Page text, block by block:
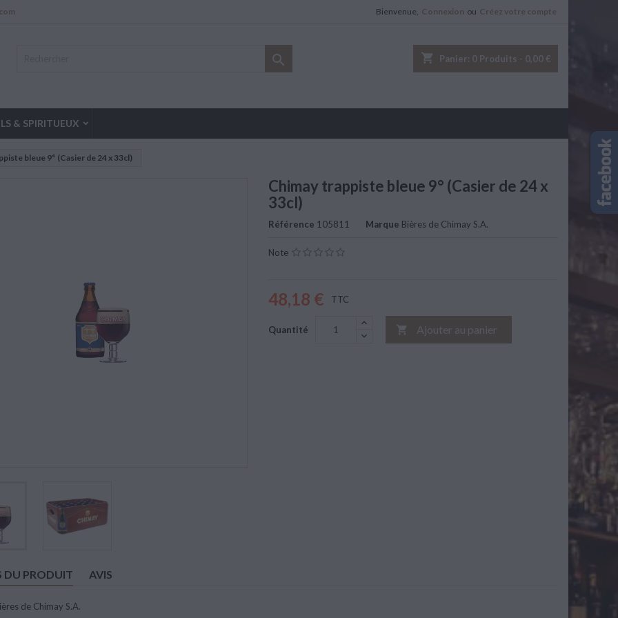
Bienvenue, Connexion ou Créez votre compte
shopping_cart Panier: 0 Produits - 0,00 €

& SPIRITUEUX
bleue 9° (Casier de 24 x 33cl)
Chimay trappiste bleue 9° (Casier de 24 x
33cl)
Référence 105811 Marque Bières de Chimay S.A.
Note
48,18 € TTC
Quantité  Ajouter au panier
DU PRODUIT AVIS
de Chimay S.A.